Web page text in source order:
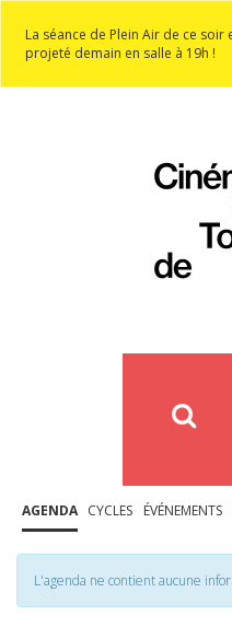
La séance de Plein Air de ce soir
projeté demain en salle à 19h !
AGENDA CYCLES ÉVÉNEMENTS
L'agenda ne contient aucune